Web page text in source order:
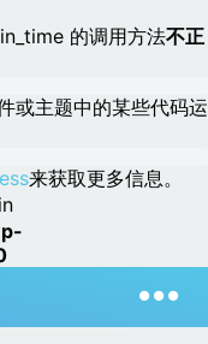
的调用方法不正
或主题中的某些代码运
来获取更多信息。